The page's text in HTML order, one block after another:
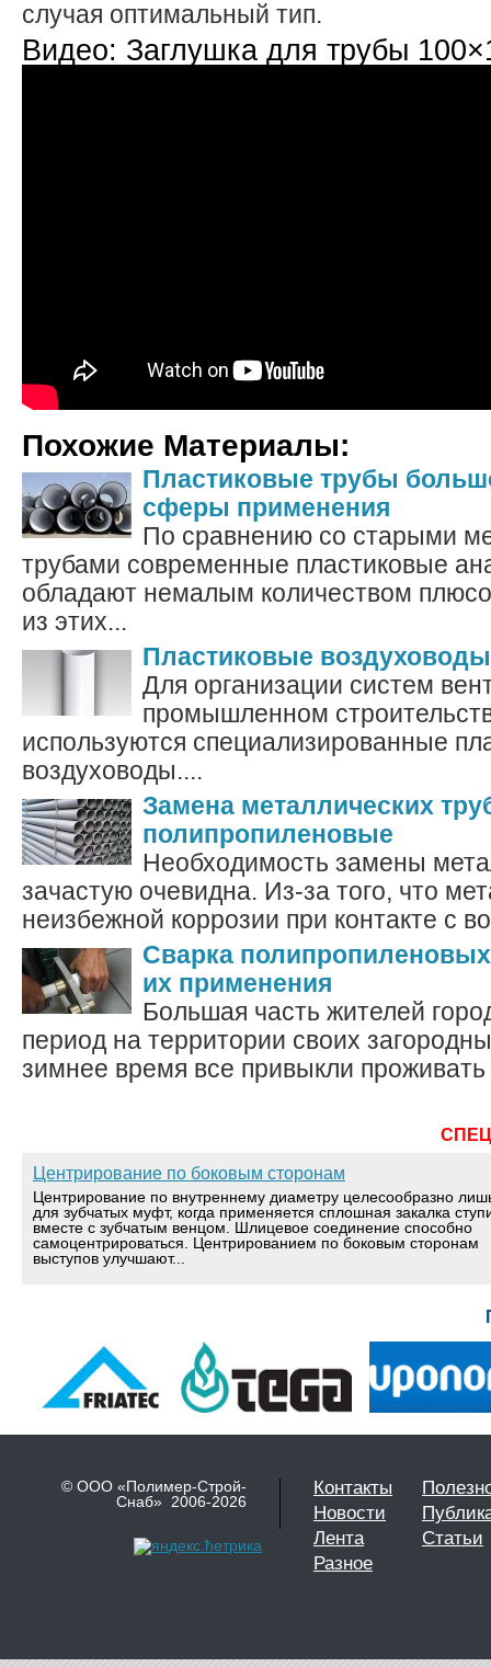
случая оптимальный тип.
Видео: Заглушка для трубы
Похожие Материалы:
Пластиковые трубы
сферы применения
По сравнению со старыми
трубами современные пластиковые
обладают немалым количеством
из этих...
Пластиковые воздуховоды
Для организации систем
промышленном
используются специализированные
воздуховоды....
Замена металлических
полипропиленовые
Необходимость замены
зачастую очевидна. Из-за того, что
неизбежной коррозии при контакте с
Сварка
их применения
Большая часть жителей
период на территории своих
зимнее время все привыкли проживать
Центрирование по боковым сторонам
Центрирование по внутреннему диаметру целесообразно
для зубчатых муфт, когда применяется сплошная закалка
вместе с зубчатым венцом. Шлицевое соединение способно
самоцентрироваться. Центрированием по боковым сторонам
выступов улучшают...
© ООО «Полимер-Строй-
Снаб» 2006-2026
Контакты
Новости
Лента
Статьи
Разное